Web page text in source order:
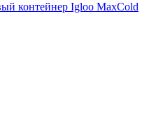
контейнер Igloo MaxCold